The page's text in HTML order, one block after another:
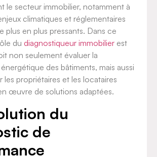
le secteur immobilier, notamment à
climatiques et réglementaires
plus en plus pressants. Dans ce
du diagnostiqueur immobilier est
non seulement évaluer la
des bâtiments, mais aussi
les propriétaires et les locataires
œuvre de solutions adaptées.
du
de